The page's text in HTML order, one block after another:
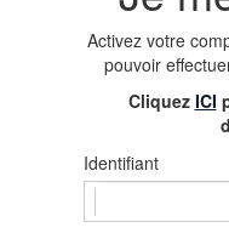
Activez votre
pouvoir
Cliquez ICI
Identifiant